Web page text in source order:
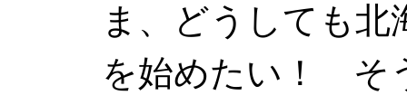
ま、どうしても北
を始めたい！ そ